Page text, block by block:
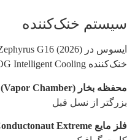
سیستم خنک‌کننده
خنک‌کننده ROG Intelligent Cooling استفاده کرده است:
محفظه بخار (Vapor Chamber) نسل سوم:
بزرگتر از نسل قبل
فلز مایع Conductonaut Extreme ترمال گریزلی: